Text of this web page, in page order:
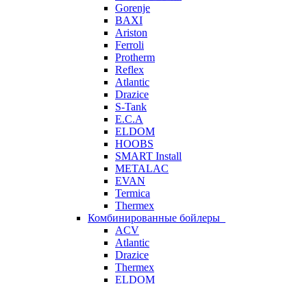
Gorenje
BAXI
Ariston
Ferroli
Protherm
Reflex
Atlantic
Drazice
S-Tank
E.C.A
ELDOM
HOOBS
SMART Install
METALAC
EVAN
Termica
Thermex
Комбинированные бойлеры
ACV
Atlantic
Drazice
Thermex
ELDOM